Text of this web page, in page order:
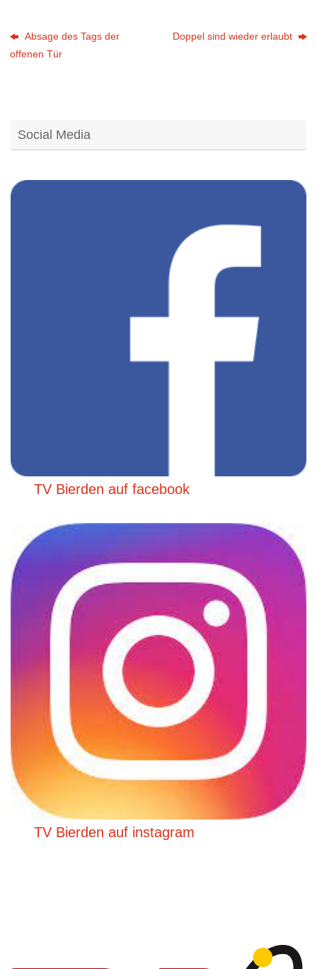
Absage des Tags der
offenen Tür
Doppel sind wieder erlaubt
Social Media
TV Bierden auf facebook
TV Bierden auf instagram